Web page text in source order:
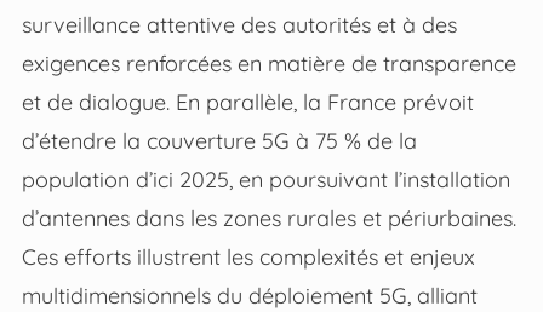
surveillance attentive des autorités et à des
exigences renforcées en matière de transparence
et de dialogue. En parallèle, la France prévoit
d’étendre la couverture 5G à 75 % de la
population d’ici 2025, en poursuivant l’installation
d’antennes dans les zones rurales et périurbaines.
Ces efforts illustrent les complexités et enjeux
multidimensionnels du déploiement 5G, alliant